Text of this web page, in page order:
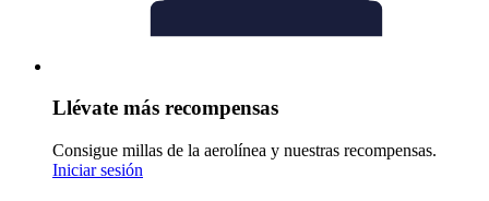
Llévate más recompensas
Consigue millas de la aerolínea y nuestras recompensas.
Iniciar sesión